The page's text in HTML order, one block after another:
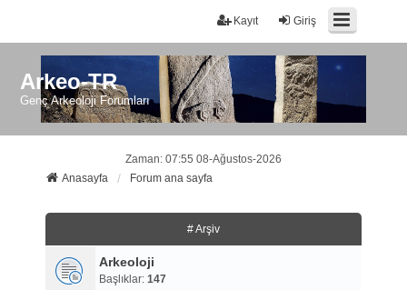
Giriş
Kayıt
Arkeo-TR
Genç Arkeoloji Forumları
Zaman: 07:55 08-Ağustos-2026
Anasayfa
Forum ana sayfa
# Arşiv
Arkeoloji
Başlıklar: 147